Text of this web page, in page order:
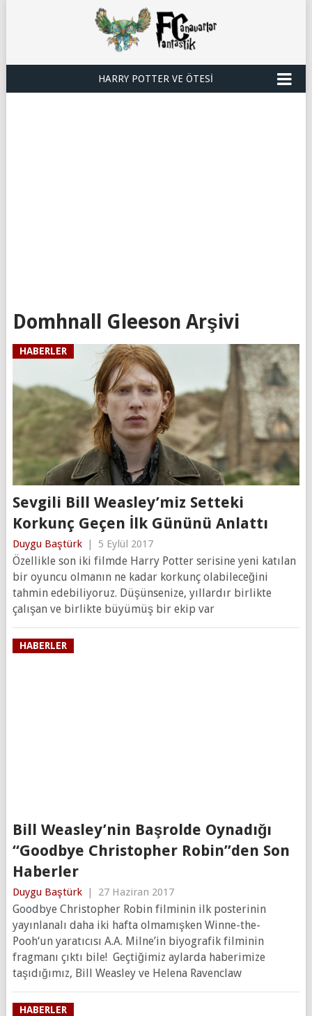
HARRY POTTER VE ÖTESI
Domhnall Gleeson Arşivi
HABERLER
Sevgili Bill Weasley’miz Setteki
Korkunç Geçen İlk Gününü Anlattı
Duygu Baştürk | 5 Eylül 2017
Özellikle son iki filmde Harry Potter serisine yeni katılan
bir oyuncu olmanın ne kadar korkunç olabileceğini
tahmin edebiliyoruz. Düşünsenize, yıllardır birlikte
çalışan ve birlikte büyümüş bir ekip var
HABERLER
Bill Weasley’nin Başrolde Oynadığı
“Goodbye Christopher Robin”den Son
Haberler
Duygu Baştürk | 27 Haziran 2017
Goodbye Christopher Robin filminin ilk posterinin
yayınlanalı daha iki hafta olmamışken Winne-the-
Pooh‘un yaratıcısı A.A. Milne’in biyografik filminin
fragmanı çıktı bile! Geçtiğimiz aylarda haberimize
taşıdığımız, Bill Weasley ve Helena Ravenclaw
HABERLER